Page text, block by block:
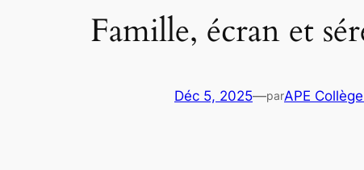
Famille, écran et
Déc 5, 2025—parAPE